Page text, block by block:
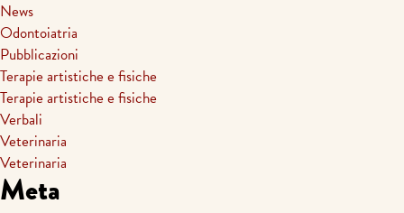
News
Odontoiatria
Pubblicazioni
Terapie artistiche e fisiche
Terapie artistiche e fisiche
Verbali
Veterinaria
Veterinaria
Meta